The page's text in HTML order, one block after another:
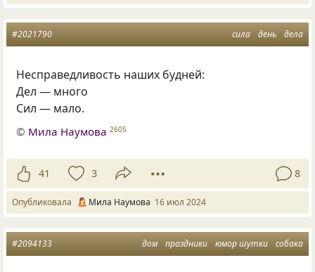
сила день дела
#2021790
Несправедливость наших будней:
Дел — много
Сил — мало.
© Мила Наумова 2605
41 3 8
Опубликовала Мила Наумова 16 июл 2024
дом праздники юмор шутки собака
#2094133